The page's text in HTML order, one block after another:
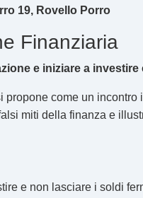
19, Rovello Porro
Finanziaria
e iniziare a
propone come un
miti della finanza e
e non lasciare i soldi